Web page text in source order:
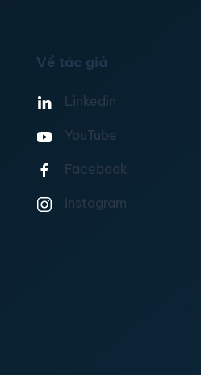
Về tác giả
Linkedin
YouTube
Facebook
Instagram